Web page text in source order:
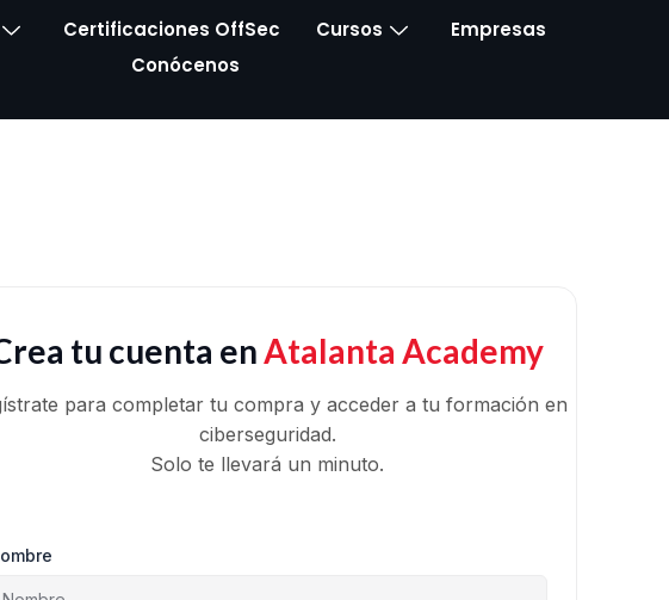
Certificaciones OffSec Cursos
Empresas
Conócenos
tu cuenta enAtalanta Academy
para completar tu compra y acceder a tu formación en
ciberseguridad.
Solo te llevará un minuto.